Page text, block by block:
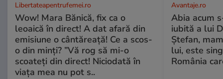
Libertateapentrufemei.ro
Wow! Mara Bănică, fix ca o
leoaică în direct! A dat afară din
emisiune o cântăreață! Ce a scos-
o din minți? ”Vă rog să mi-o
scoateți din direct! Niciodată în
viața mea nu pot s..
Avantaje.ro
Abia acum
iubită a lui
Ștefan,
lui, este
România